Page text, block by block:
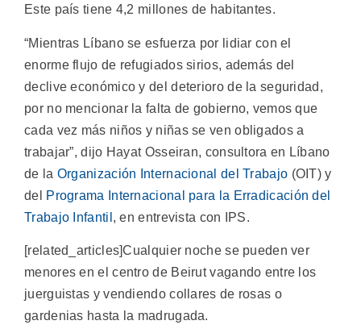
Este país tiene 4,2 millones de habitantes.
“Mientras Líbano se esfuerza por lidiar con el
enorme flujo de refugiados sirios, además del
declive económico y del deterioro de la seguridad,
por no mencionar la falta de gobierno, vemos que
cada vez más niños y niñas se ven obligados a
trabajar”, dijo Hayat Osseiran, consultora en Líbano
de la Organización Internacional del Trabajo (OIT) y
del
Programa Internacional para la Erradicación del
Trabajo Infantil , en entrevista con IPS.
[related_articles]Cualquier noche se pueden ver
menores en el centro de Beirut vagando entre los
juerguistas y vendiendo collares de rosas o
gardenias hasta la madrugada.